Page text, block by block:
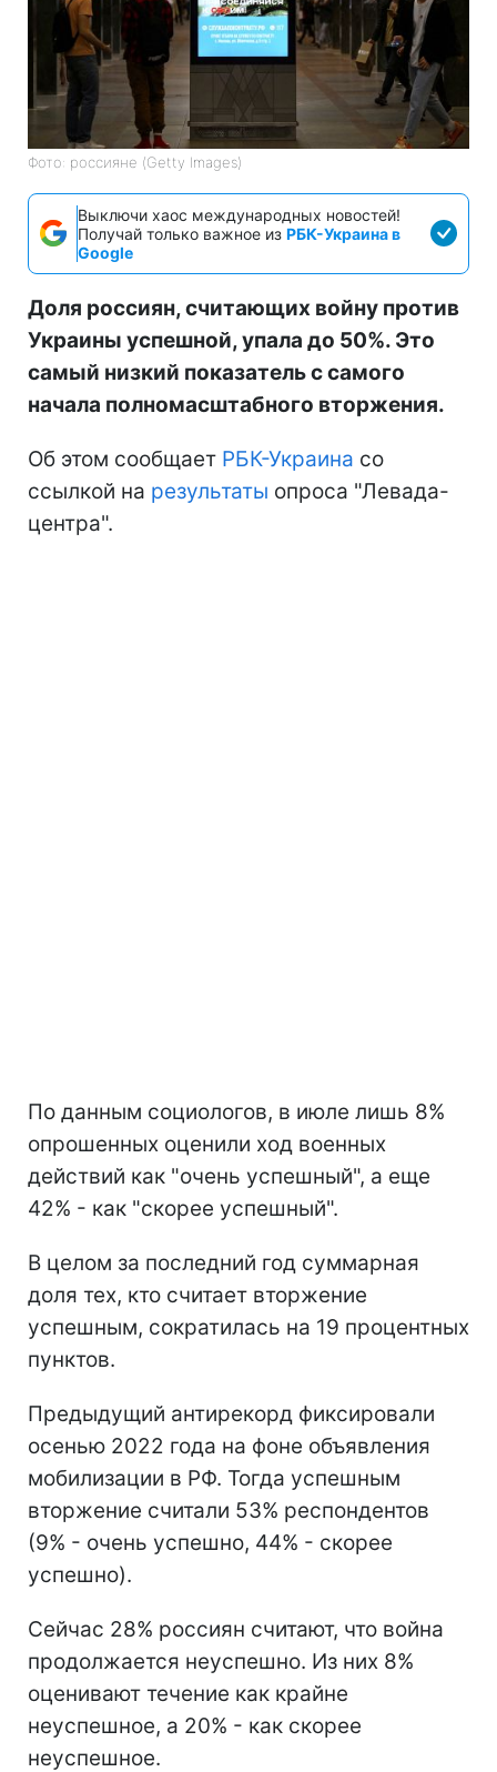
Фото: россияне (Getty Images)
Выключи хаос международных новостей!
Получай только важное из РБК-Украина в
Google
Доля россиян, считающих войну против
Украины успешной, упала до 50%. Это
самый низкий показатель с самого
начала полномасштабного вторжения.
Об этом сообщает РБК-Украина со
ссылкой на результаты опроса "Левада-
центра".
По данным социологов, в июле лишь 8%
опрошенных оценили ход военных
действий как "очень успешный", а еще
42% - как "скорее успешный".
В целом за последний год суммарная
доля тех, кто считает вторжение
успешным, сократилась на 19 процентных
пунктов.
Предыдущий антирекорд фиксировали
осенью 2022 года на фоне объявления
мобилизации в РФ. Тогда успешным
вторжение считали 53% респондентов
(9% - очень успешно, 44% - скорее
успешно).
Сейчас 28% россиян считают, что война
продолжается неуспешно. Из них 8%
оценивают течение как крайне
неуспешное, а 20% - как скорее
неуспешное.